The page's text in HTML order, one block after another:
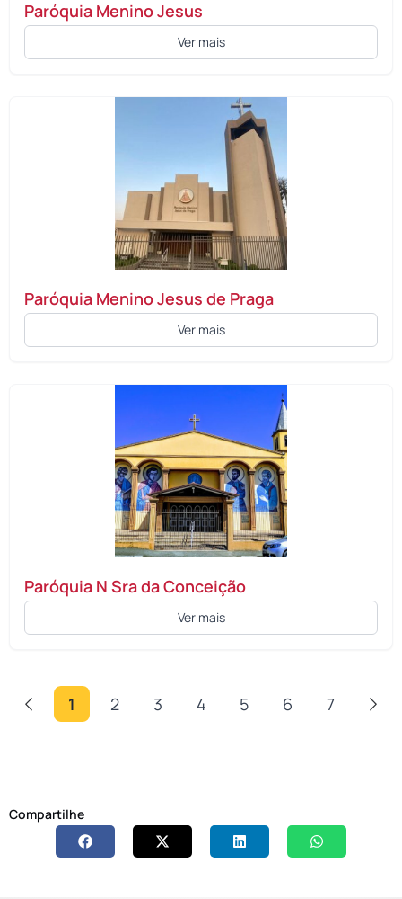
Paróquia Menino Jesus
Ver mais
Paróquia Menino Jesus de Praga
Ver mais
Paróquia N Sra da Conceição
Ver mais
1 2 3 4 5 6 7
Compartilhe